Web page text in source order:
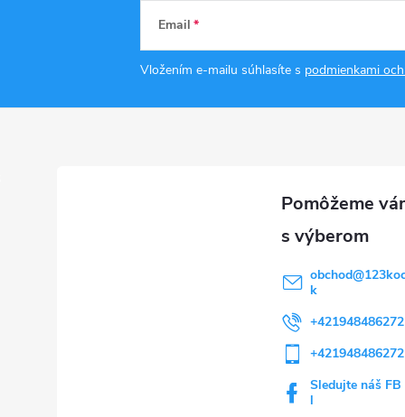
Email
Vložením e-mailu súhlasíte s podmienkami
obchod@
k
+421948486272
+421948486272
Sledujte náš
l